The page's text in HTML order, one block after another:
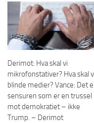
Derimot: Hva skal vi
mikrofonstativer? Hva skal
blinde medier? Vance: Det
sensuren som er en trussel
mot demokratiet – ikke
Trump. – Derimot